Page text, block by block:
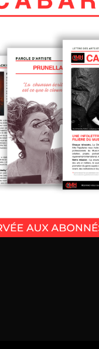
Magazine n°1
0
La Cité du Music-
74 Quai Amiral